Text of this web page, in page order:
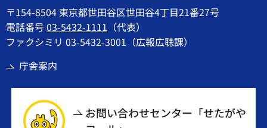
〒154-8504 東京都世田谷区世田谷4丁目21番27号
電話番号03-5432-1111 （代表）
ファクシミリ 03-5432-3001（広報広聴課）
庁舎案内
お問い合わせセンター「せたがや